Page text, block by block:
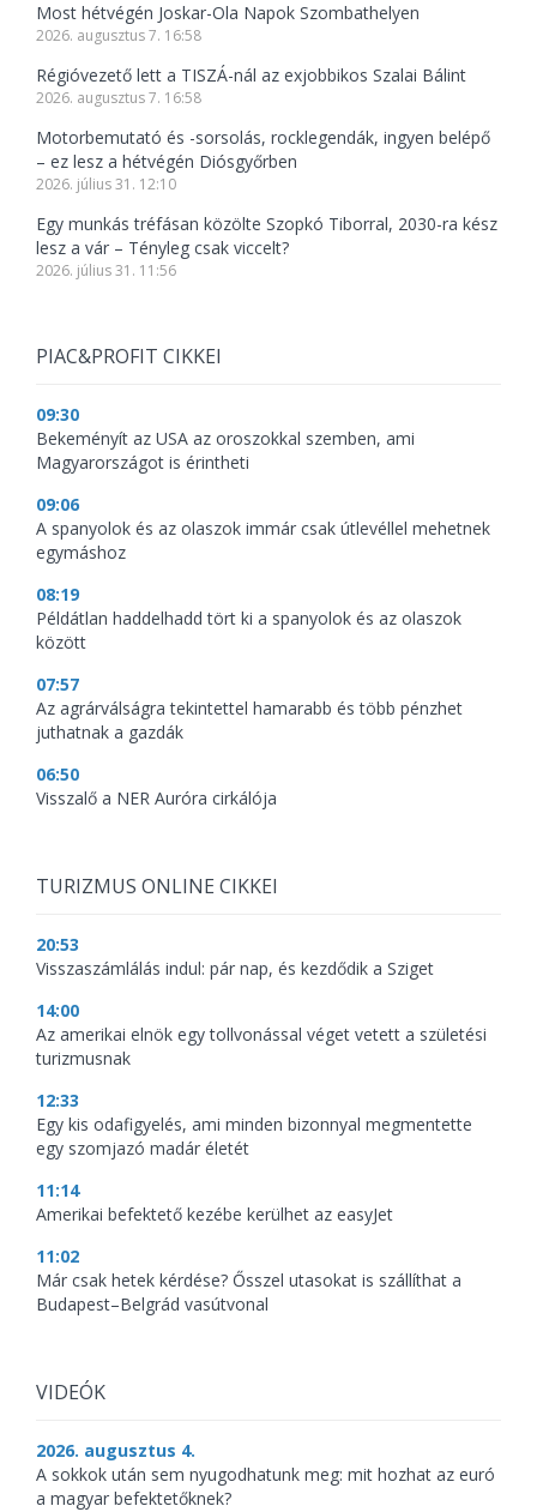
Most hétvégén Joskar-Ola Napok Szombathelyen
2026. augusztus 7. 16:58
Régióvezető lett a TISZÁ-nál az exjobbikos Szalai Bálint
2026. augusztus 7. 16:58
Motorbemutató és -sorsolás, rocklegendák, ingyen belépő
– ez lesz a hétvégén Diósgyőrben
2026. július 31. 12:10
Egy munkás tréfásan közölte Szopkó Tiborral, 2030-ra kész
lesz a vár – Tényleg csak viccelt?
2026. július 31. 11:56
PIAC&PROFIT CIKKEI
09:30
Bekeményít az USA az oroszokkal szemben, ami
Magyarországot is érintheti
09:06
A spanyolok és az olaszok immár csak útlevéllel mehetnek
egymáshoz
08:19
Példátlan haddelhadd tört ki a spanyolok és az olaszok
között
07:57
Az agrárválságra tekintettel hamarabb és több pénzhet
juthatnak a gazdák
06:50
Visszalő a NER Auróra cirkálója
TURIZMUS ONLINE CIKKEI
20:53
Visszaszámlálás indul: pár nap, és kezdődik a Sziget
14:00
Az amerikai elnök egy tollvonással véget vetett a születési
turizmusnak
12:33
Egy kis odafigyelés, ami minden bizonnyal megmentette
egy szomjazó madár életét
11:14
Amerikai befektető kezébe kerülhet az easyJet
11:02
Már csak hetek kérdése? Ősszel utasokat is szállíthat a
Budapest–Belgrád vasútvonal
VIDEÓK
2026. augusztus 4.
A sokkok után sem nyugodhatunk meg: mit hozhat az euró
a magyar befektetőknek?